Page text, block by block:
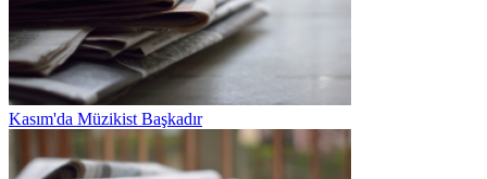
Kasım'da Müzikist Başkadır